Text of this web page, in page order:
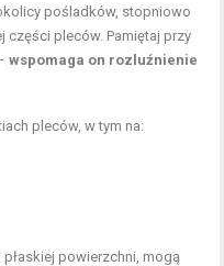
pośladków, stopniowo
części pleców. Pamiętaj przy
wspomaga on rozluźnienie
pleców, w tym na:
płaskiej powierzchni, mogą